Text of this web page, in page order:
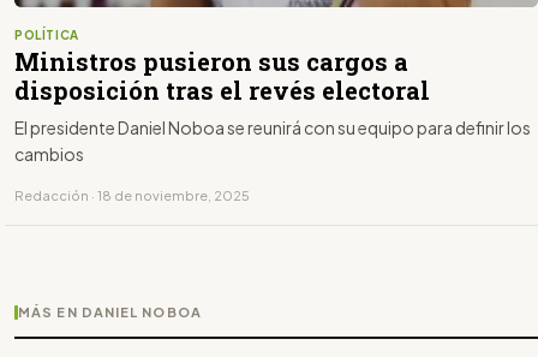
POLÍTICA
Ministros pusieron sus cargos a
disposición tras el revés electoral
El presidente Daniel Noboa se reunirá con su equipo para definir los
cambios
Redacción · 18 de noviembre, 2025
MÁS EN DANIEL NOBOA